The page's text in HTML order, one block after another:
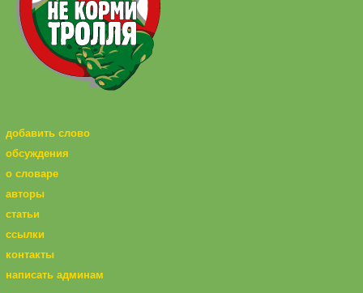
добавить слово
обсуждения
о словаре
авторы
статьи
ссылки
контакты
написать админам